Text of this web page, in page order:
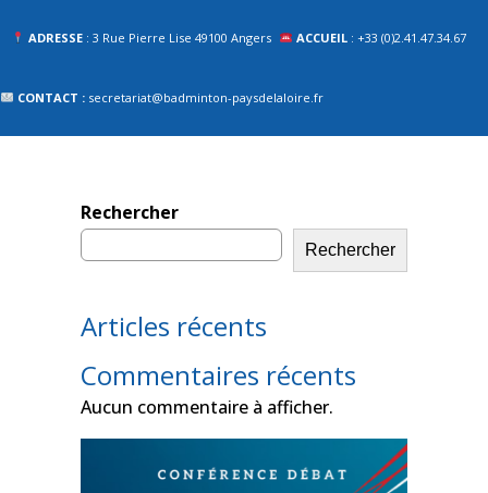
ADRESSE : 3 Rue Pierre Lise 49100 Angers ACCUEIL : +33 (0)2.41.47.34.67
CONTACT : secretariat@badminton-paysdelaloire.fr
Rechercher
Rechercher
Articles récents
Commentaires récents
Aucun commentaire à afficher.